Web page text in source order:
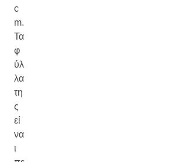
c
m.
Τα
φ
ύλ
λα
τη
ς
εί
να
ι